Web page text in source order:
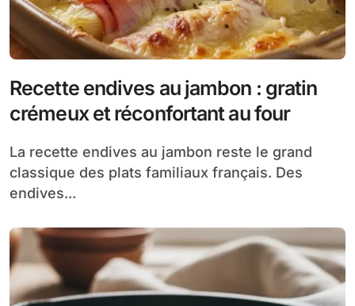
Recette endives au jambon : gratin
crémeux et réconfortant au four
La recette endives au jambon reste le grand
classique des plats familiaux français. Des
endives...